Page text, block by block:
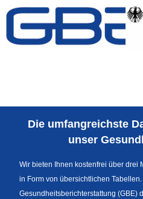
Zum Inhalt
Sprachumschaltung
Die umfangreichste
unser
Wir bieten Ihnen kostenfrei über drei
in Form von übersichtlichen
Gesundheitsberichterstattung (GBE)